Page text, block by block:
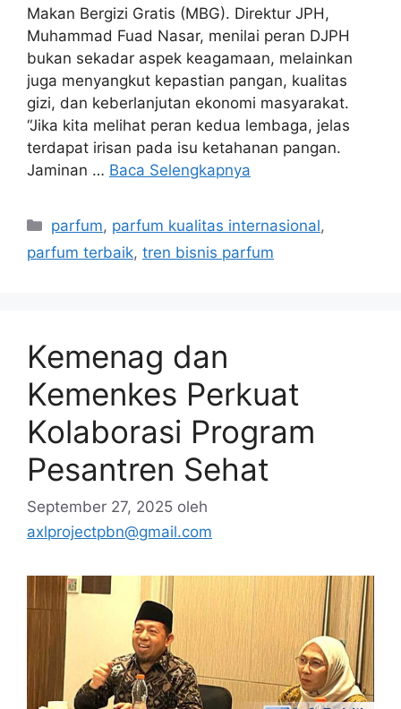
Makan Bergizi Gratis (MBG). Direktur JPH,
Muhammad Fuad Nasar, menilai peran DJPH
bukan sekadar aspek keagamaan, melainkan
juga menyangkut kepastian pangan, kualitas
gizi, dan keberlanjutan ekonomi masyarakat.
“Jika kita melihat peran kedua lembaga, jelas
terdapat irisan pada isu ketahanan pangan.
Jaminan … Baca Selengkapnya
Kategori
parfum, parfum kualitas internasional,
parfum terbaik, tren bisnis parfum
Kemenag dan
Kemenkes Perkuat
Kolaborasi Program
Pesantren Sehat
September 27, 2025 oleh
axlprojectpbn@gmail.com